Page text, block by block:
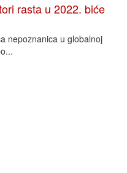
rasta u 2022. biće
nepoznanica u globalnoj